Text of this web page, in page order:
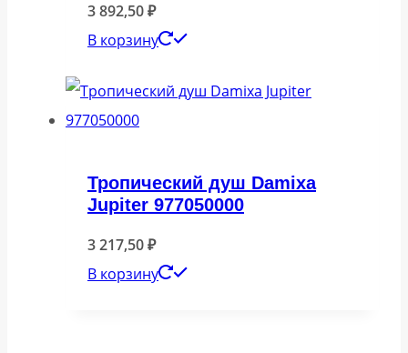
3 892,50₽
В корзину
Тропический душ Damixa
Jupiter 977050000
3 217,50₽
В корзину